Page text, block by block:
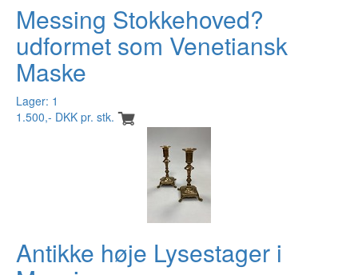
Messing Stokkehoved?
udformet som Venetiansk
Maske
Lager: 1
1.500,- DKK pr. stk.
Antikke høje Lysestager i